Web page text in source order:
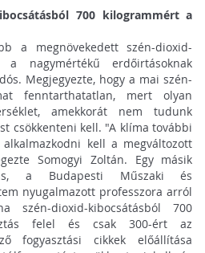
700 kilogrammért a
a megnövekedett szén-dioxid-
a nagymértékű erdőirtásoknak
Megjegyezte, hogy a mai szén-
fenntarthatatlan, mert olyan
amekkorát nem tudunk
csökkenteni kell. "A klíma további
kell a megváltozott
Somogyi Zoltán. Egy másik
a Budapesti Műszaki és
nyugalmazott professzora arról
szén-dioxid-kibocsátásból 700
felel és csak 300-ért az
fogyasztási cikkek előállítása